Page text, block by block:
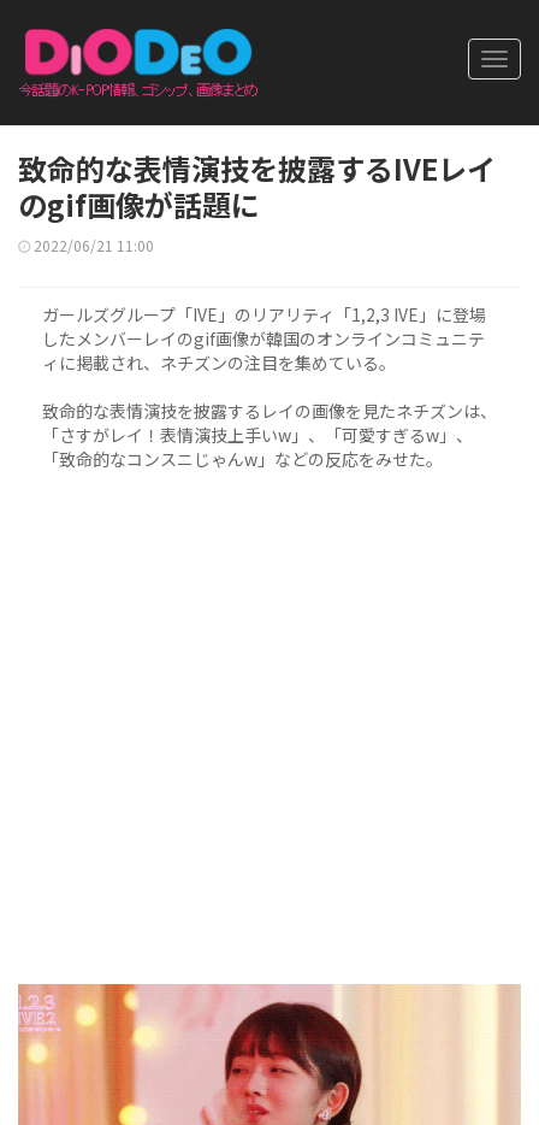
致命的な表情演技を披露するIVEレイ
のgif画像が話題に
2022/06/21 11:00
ガールズグループ「IVE」のリアリティ「1,2,3 IVE」に登場
したメンバーレイのgif画像が韓国のオンラインコミュニテ
ィに掲載され、ネチズンの注目を集めている。
致命的な表情演技を披露するレイの画像を見たネチズンは、
「さすがレイ！表情演技上手いw」、「可愛すぎるw」、
「致命的なコンスニじゃんw」などの反応をみせた。